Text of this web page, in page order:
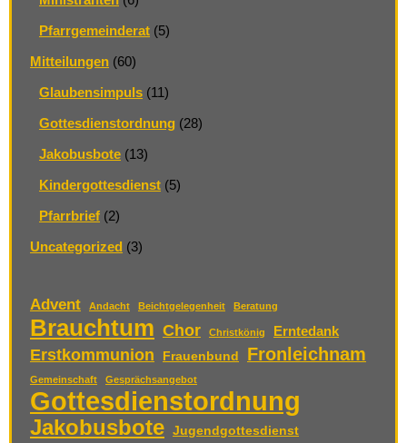
Pfarrgemeinderat (5)
Mitteilungen (60)
Glaubensimpuls (11)
Gottesdienstordnung (28)
Jakobusbote (13)
Kindergottesdienst (5)
Pfarrbrief (2)
Uncategorized (3)
Advent Andacht Beichtgelegenheit Beratung
Brauchtum Chor Christkönig Erntedank
Erstkommunion Frauenbund Fronleichnam
Gemeinschaft Gesprächsangebot
Gottesdienstordnung
Jakobusbote Jugendgottesdienst